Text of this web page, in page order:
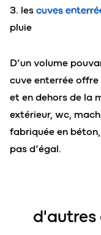
3. les cuves
pluie
D’un volume
cuve enterrée
et en dehors de la
extérieur, wc,
fabriquée en
pas d’égal.
d'autres